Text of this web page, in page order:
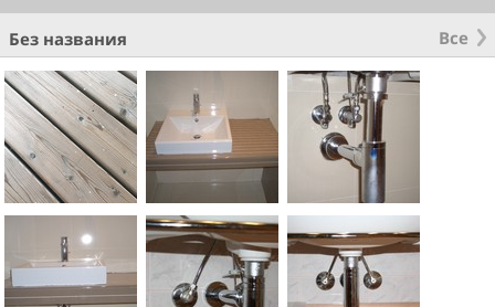
Без названия Все